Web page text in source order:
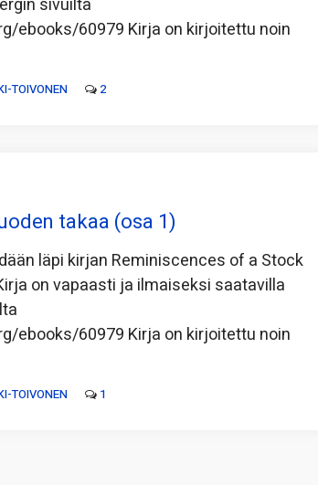
sivuilta
ebooks/60979 Kirja on kirjoitettu noin
TOIVONEN 2
takaa (osa 1)
läpi kirjan Reminiscences of a Stock
on vapaasti ja ilmaiseksi saatavilla
ebooks/60979 Kirja on kirjoitettu noin
TOIVONEN 1